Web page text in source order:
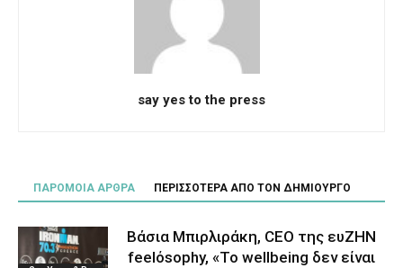
say yes to the press
ΠΑΡΟΜΟΙΑ ΑΡΘΡΑ ΠΕΡΙΣΣΟΤΕΡΑ ΑΠΟ ΤΟΝ ΔΗΜΙΟΥΡΓΟ
Βάσια Μπιρλιράκη, CEO της ευΖΗΝ
feelόsophy, «Το wellbeing δεν είναι